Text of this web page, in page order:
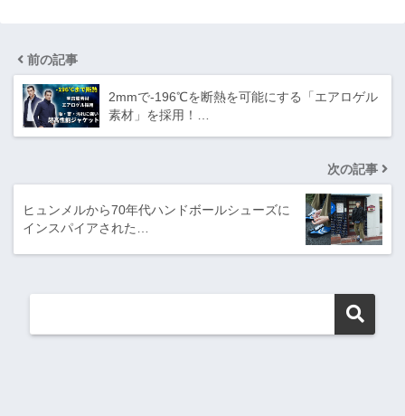
前の記事
2mmで-196℃を断熱を可能にする「エアロゲル
素材」を採用！…
次の記事
ヒュンメルから70年代ハンドボールシューズに
インスパイアされた…